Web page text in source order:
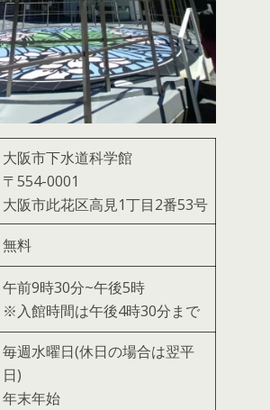
大阪市下水道科学館
〒554-0001
大阪市此花区高見1丁目2番53号
無料
午前9時30分~午後5時
※入館時間は午後4時30分まで
毎週水曜日(休日の場合は翌平
日)
年末年始